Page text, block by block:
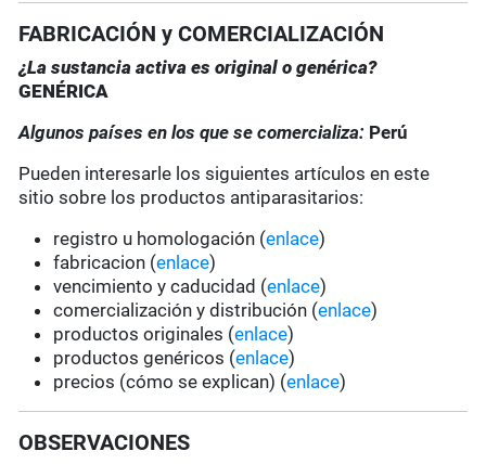
FABRICACIÓN y COMERCIALIZACIÓN
¿La sustancia activa es original o genérica?
GENÉRICA
Algunos países en los que se comercializa: Perú
Pueden interesarle los siguientes artículos en este
sitio sobre los productos antiparasitarios:
registro u homologación (enlace)
fabricacion (enlace)
vencimiento y caducidad (enlace)
comercialización y distribución (enlace)
productos originales (enlace)
productos genéricos (enlace)
precios (cómo se explican) (enlace)
OBSERVACIONES